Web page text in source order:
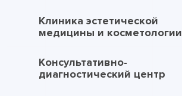
Клиника эстетической
медицины и косметологии
Консультативно-
диагностический центр